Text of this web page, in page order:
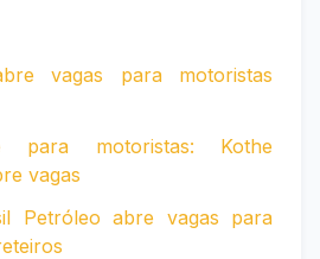
vagas para motoristas
para motoristas: Kothe
vagas
Petróleo abre vagas para